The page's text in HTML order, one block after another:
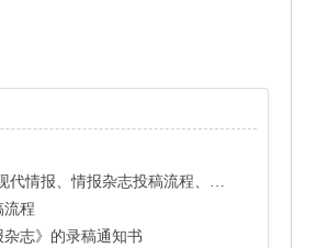
情报、情报杂志投稿流程、心得
流程
志》的录稿通知书